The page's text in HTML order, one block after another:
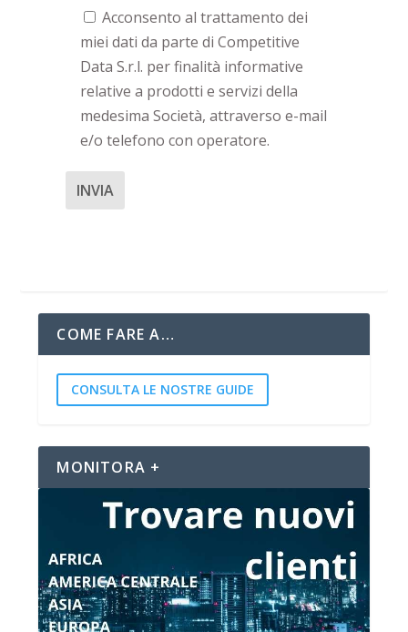
Acconsento al trattamento dei
miei dati da parte di Competitive
Data S.r.l. per finalità informative
relative a prodotti e servizi della
medesima Società, attraverso e-mail
e/o telefono con operatore.
COME FARE A…
CONSULTA LE NOSTRE GUIDE
MONITORA +